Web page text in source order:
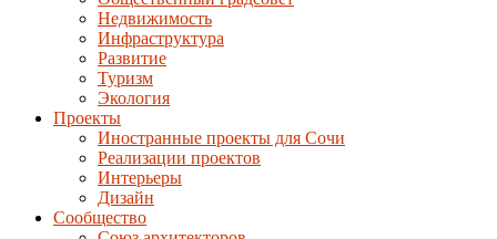
Недвижимость
Инфраструктура
Развитие
Туризм
Экология
Проекты
Иностранные проекты для Сочи
Реализации проектов
Интерьеры
Дизайн
Сообщество